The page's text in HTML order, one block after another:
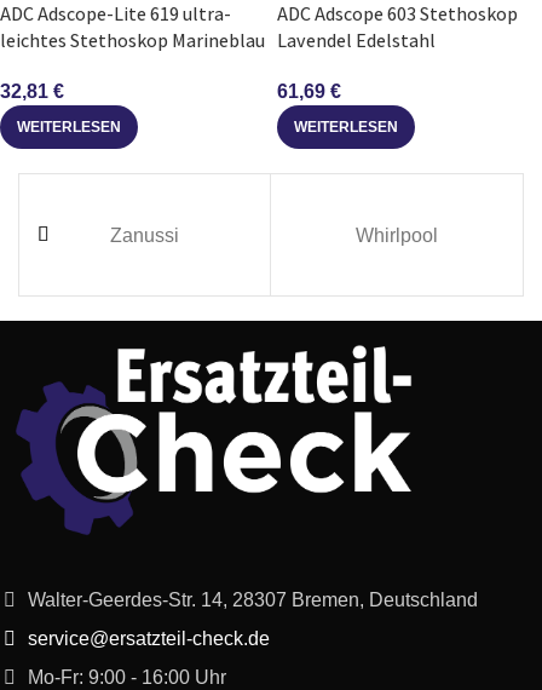
ADC Adscope-Lite 619 ultra-
leichtes Stethoskop Marineblau
32,81 €
WEITERLESEN
ADC Adscope 603 Stethoskop
Lavendel Edelstahl
61,69 €
WEITERLESEN
Zanussi Whirlpool
Walter-Geerdes-Str. 14, 28307 Bremen, Deutschland
service@ersatzteil-check.de
Mo-Fr: 9:00 - 16:00 Uhr